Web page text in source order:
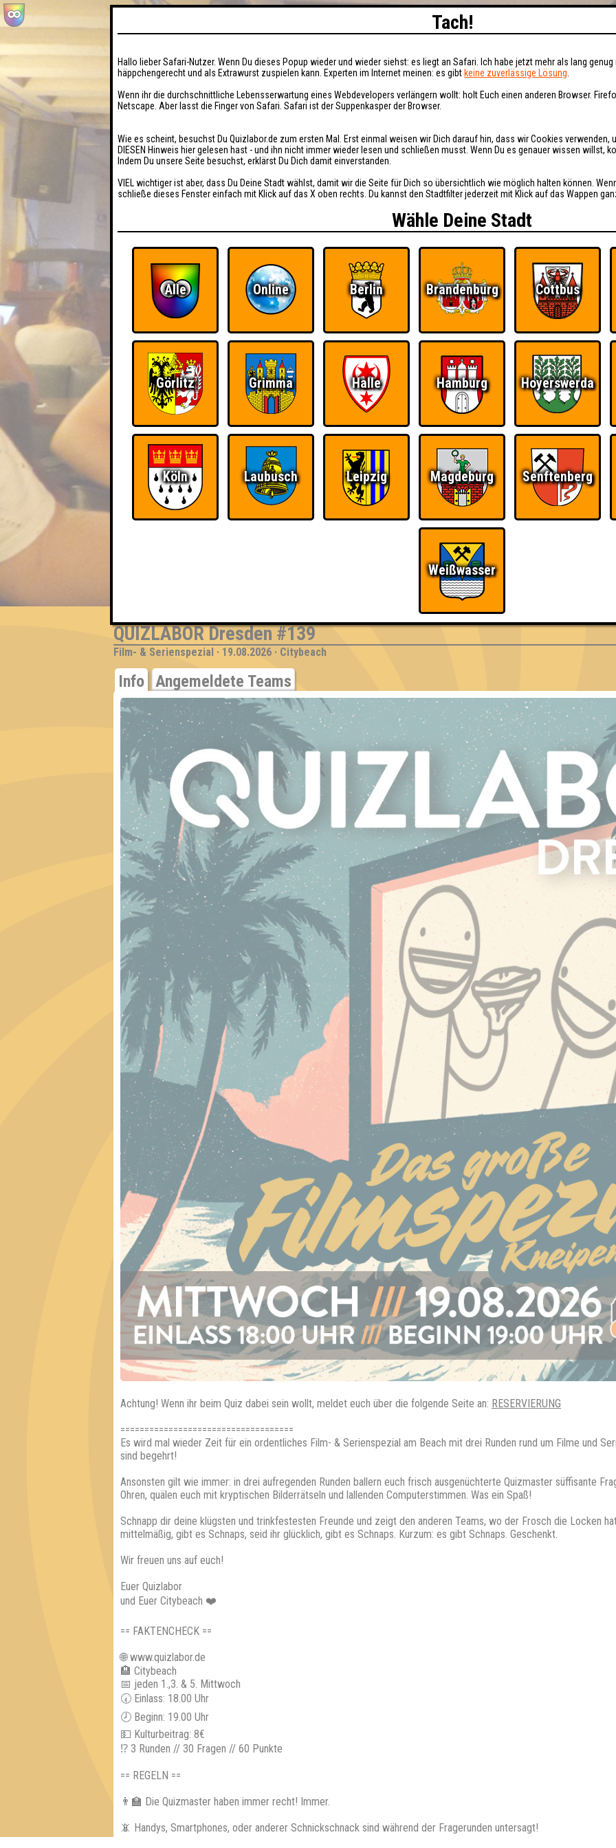
RESERVIERUNG
QUIZLABOR Dresden #139
Film- & Serienspezial · 19.08.2026 · Citybeach
Info Angemeldete Teams
Achtung! Wenn ihr beim Quiz dabei sein wollt, meldet euch über die folgende Seite an: RESERVIERUNG
====================================
Es wird mal wieder Zeit für ein ordentliches Film- & Serienspezial am Beach mit drei Runden rund um Filme und
sind begehrt!
Ansonsten gilt wie immer: in drei aufregenden Runden ballern euch frisch ausgenüchterte Quizmaster süffisante
Ohren, quälen euch mit kryptischen Bilderrätseln und lallenden Computerstimmen. Was ein Spaß!
Schnapp dir deine klügsten und trinkfestesten Freunde und zeigt den anderen Teams, wo der Frosch die Locken
mittelmäßig, gibt es Schnaps, seid ihr glücklich, gibt es Schnaps. Kurzum: es gibt Schnaps. Geschenkt.
Wir freuen uns auf euch!
Euer Quizlabor
und Euer Citybeach ❤️
== FAKTENCHECK ==
🌐 www.quizlabor.de
🏨 Citybeach
📅 jeden 1.,3. & 5. Mittwoch
🕢 Einlass: 18.00 Uhr
🕗 Beginn: 19.00 Uhr
💵 Kulturbeitrag: 8€
⁉ 3 Runden // 30 Fragen // 60 Punkte
== REGELN ==
👨‍🏫 Die Quizmaster haben immer recht! Immer.
📵 Handys, Smartphones, oder anderer Schnickschnack sind während der Fragerunden untersagt!
Tach!
Hallo lieber Safari-Nutzer. Wenn Du dieses Popup wieder und wieder siehst: es liegt an Safari. Ich habe jetzt mehr als lang
häppchengerecht und als Extrawurst zuspielen kann. Experten im Internet meinen: es gibt keine zuverlässige Lösung
Wenn ihr die durchschnittliche Lebensserwartung eines Webdevelopers verlängern wollt: holt Euch einen anderen Browser.
Netscape. Aber lasst die Finger von Safari. Safari ist der Suppenkasper der Browser.
Wie es scheint, besuchst Du Quizlabor.de zum ersten Mal. Erst einmal weisen wir Dich darauf hin, dass wir Cookies
DIESEN Hinweis hier gelesen hast - und ihn nicht immer wieder lesen und schließen musst. Wenn Du es genauer wissen willst,
Indem Du unsere Seite besuchst, erklärst Du Dich damit einverstanden.
VIEL wichtiger ist aber, dass Du Deine Stadt wählst, damit wir die Seite für Dich so übersichtlich wie möglich halten können.
schließe dieses Fenster einfach mit Klick auf das X oben rechts. Du kannst den Stadtfilter jederzeit mit Klick auf das Wappen
Wähle Deine Stadt
Alle Online Berlin Brandenburg Cottbus
Görlitz Grimma Halle Hamburg Hoyerswerda
Köln Laubusch Leipzig Magdeburg Senftenberg
Weißwasser